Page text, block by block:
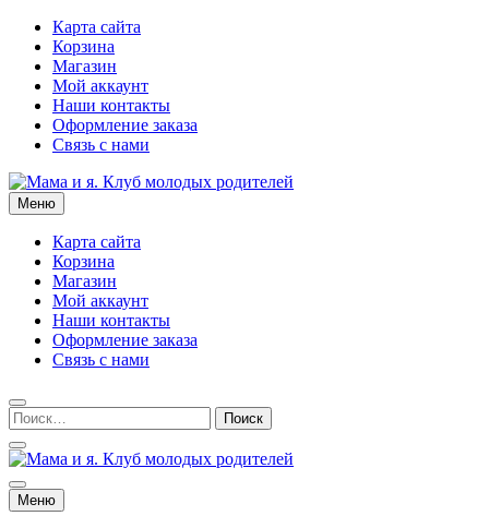
Перейти
содержимому
Карта сайта
Корзина
Магазин
Мой аккаунт
Наши контакты
Оформление заказа
Связь с нами
Мама и я. Клуб молодых родителей
Меню
Карта сайта
Корзина
Магазин
Мой аккаунт
Наши контакты
Оформление заказа
Связь с нами
Мама и я. Клуб молодых родителей
Меню